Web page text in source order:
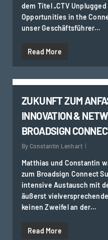
dem Titel „CTV
Opportunities in the
unser Geschäftsführer…
Read More
ZUKUNFT ZUM
INNOVATION &
BROADSIGN
By Constantin Lenhart
Matthias und Constantin
zum Broadsign Connect
intensive Austausch mit
äußerst
keinen Zweifel an der…
Read More
0